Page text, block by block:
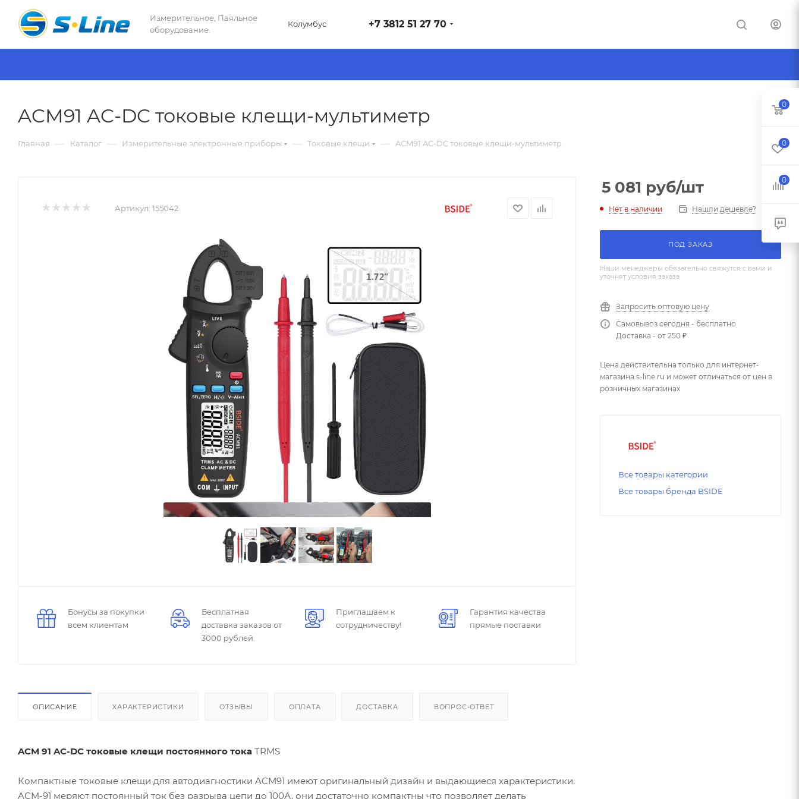
Измерительное, Паяльное
оборудование.
Колумбус +7 3812 51 27 70
ACM91 AC-DC токовые клещи-мультиметр
Главная — Каталог — Измерительные электронные приборы — Токовые клещи — ACM91 AC-DC токовые клещи-мультиметр
Артикул: 155042
Бонусы за покупки
всем клиентам
Бесплатная
доставка заказов от
3000 рублей.
Приглашаем к
сотрудничеству!
Гарантия качества
прямые поставки
ОПИСАНИЕ ХАРАКТЕРИСТИКИ ОТЗЫВЫ ОПЛАТА ДОСТАВКА ВОПРОС-ОТВЕТ
ACM 91 AC-DC токовые клещи постоянного тока TRMS
Компактные токовые клещи для автодиагностики ACM91 имеют оригинальный дизайн и выдающиеся характеристики.
ACM-91 меряют постоянный ток без разрыва цепи до 100А, они достаточно компактны что позволяет делать
5 081 руб/шт
Нет в наличии Нашли дешевле?
ПОД ЗАКАЗ
Наши менеджеры обязательно свяжутся с вами и
уточнят условия заказа
Запросить оптовую цену
Самовывоз сегодня - бесплатно
Доставка - от 250 ₽
Цена действительна только для интернет-
магазина s-line.ru и может отличаться от цен в
розничных магазинах
Все товары категории
Все товары бренда BSIDE
0
0
0